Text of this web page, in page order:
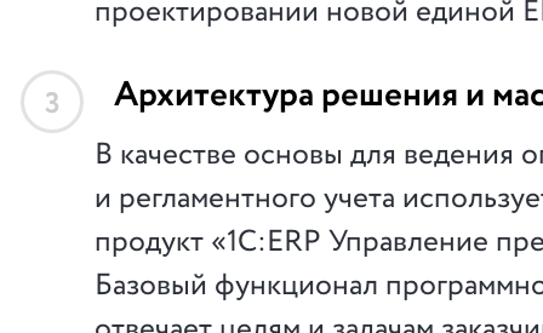
проектировании новой единой
3 Архитектура решения и
В качестве основы для ведения
и регламентного учета
продукт «1C:ERP Управление
Базовый функционал